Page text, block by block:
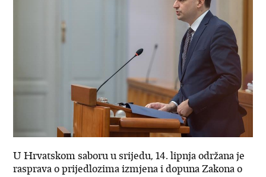
U Hrvatskom saboru u srijedu, 14. lipnja održana je
rasprava o prijedlozima izmjena i dopuna Zakona o